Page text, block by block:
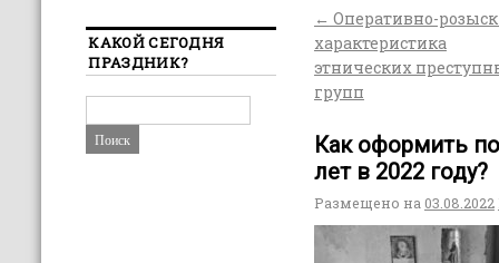
← Оперативно-
характеристика
этнических
групп
Как оформить
лет в 2022 году?
Размещено на 03.08.2022
КАКОЙ СЕГОДНЯ
ПРАЗДНИК?